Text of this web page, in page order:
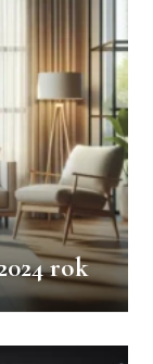
rok